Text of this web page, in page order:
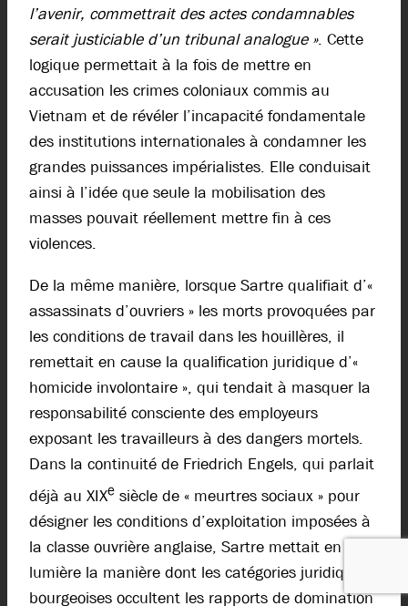
l’avenir, commettrait des actes condamnables
serait justiciable d’un tribunal analogue ». Cette
logique permettait à la fois de mettre en
accusation les crimes coloniaux commis au
Vietnam et de révéler l’incapacité fondamentale
des institutions internationales à condamner les
grandes puissances impérialistes. Elle conduisait
ainsi à l’idée que seule la mobilisation des
masses pouvait réellement mettre fin à ces
violences.
De la même manière, lorsque Sartre qualifiait d’«
assassinats d’ouvriers » les morts provoquées par
les conditions de travail dans les houillères, il
remettait en cause la qualification juridique d’«
homicide involontaire », qui tendait à masquer la
responsabilité consciente des employeurs
exposant les travailleurs à des dangers mortels.
Dans la continuité de Friedrich Engels, qui parlait
déjà au XIXe siècle de « meurtres sociaux » pour
désigner les conditions d’exploitation imposées à
la classe ouvrière anglaise, Sartre mettait en
lumière la manière dont les catégories juridiques
bourgeoises occultent les rapports de domination